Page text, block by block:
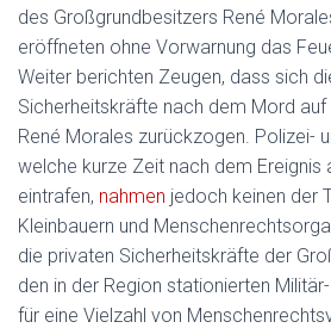
des Großgrundbesitzers René
eröffneten ohne Vorwarnung das
Weiter berichten Zeugen, dass sich
Sicherheitskräfte nach dem Mord
René Morales zurückzogen. Polizei-
welche kurze Zeit nach dem Ereignis
eintrafen, nahmen jedoch keinen der
Kleinbauern und
die privaten Sicherheitskräfte der
den in der Region stationierten
für eine Vielzahl von